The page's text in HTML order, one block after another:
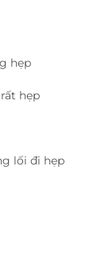
hẹp
hẹp
lối đi hẹp